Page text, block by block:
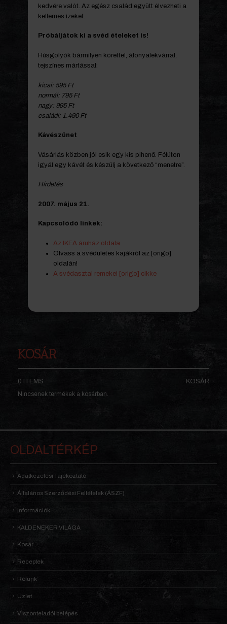
kedvére valót. Az egész család együtt élvezheti a
kellemes ízeket.
Próbáljátok ki a svéd ételeket is!
Húsgolyók bármilyen körettel, áfonyalekvárral,
tejszínes mártással:
kicsi: 595 Ft
normál: 795 Ft
nagy: 995 Ft
családi: 1.490 Ft
Kávészünet
Vásárlás közben jól esik egy kis pihenő. Félúton
igyál egy kávét és készülj a következő “menetre”.
Hírdetés
2007. május 21.
Kapcsolódó linkek:
Az IKEA áruház oldala
Olvass a svédületes kajákról az [origo]
oldalán!
A svédasztal remekei [origo] cikke
KOSÁR
0 ITEMS
KOSÁR
Nincsenek termékek a kosárban.
OLDALTÉRKÉP
Adatkezelési Tájékoztató
Általános Szerződési Feltételek (ÁSZF)
Információk
KALDENEKER VILÁGA
Kosár
Receptek
Rólunk
Üzlet
Viszonteladói belépés